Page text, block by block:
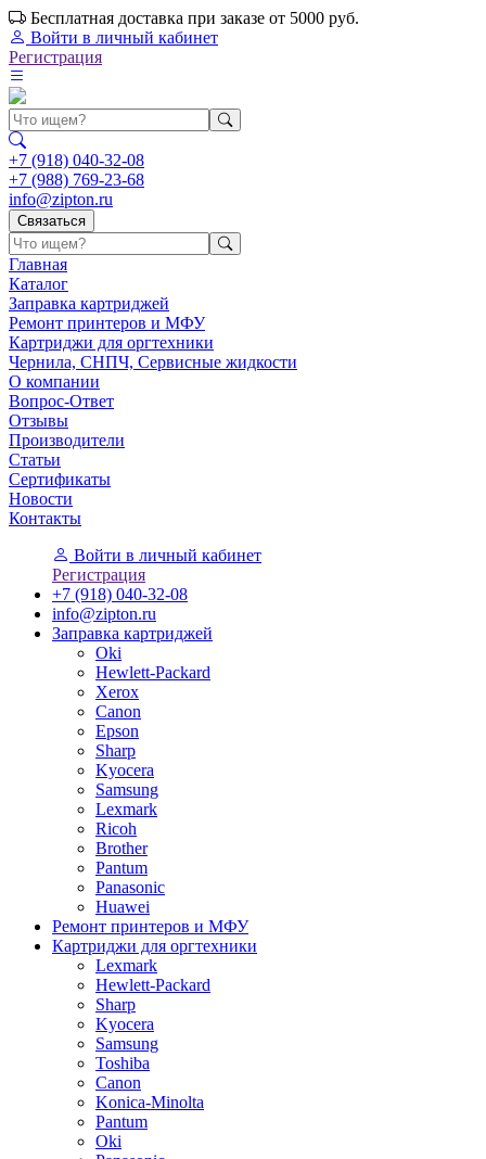
Бесплатная доставка при заказе от 5000 руб.
Войти в личный кабинет
Регистрация
+7 (918) 040-32-08
+7 (988) 769-23-68
info@zipton.ru
Связаться
Главная
Каталог
Заправка картриджей
Ремонт принтеров и МФУ
Картриджи для оргтехники
Чернила, СНПЧ, Сервисные жидкости
О компании
Вопрос-Ответ
Отзывы
Производители
Статьи
Сертификаты
Новости
Контакты
Войти в личный кабинет
Регистрация
+7 (918) 040-32-08
info@zipton.ru
Заправка картриджей
Oki
Hewlett-Packard
Xerox
Canon
Epson
Sharp
Kyocera
Samsung
Lexmark
Ricoh
Brother
Pantum
Panasonic
Huawei
Ремонт принтеров и МФУ
Картриджи для оргтехники
Lexmark
Hewlett-Packard
Sharp
Kyocera
Samsung
Toshiba
Canon
Konica-Minolta
Pantum
Oki